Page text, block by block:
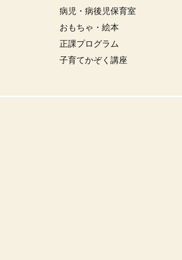
病児・病後児保育室
おもちゃ・絵本
正課プログラム
子育てかぞく講座